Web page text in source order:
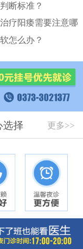
断标准？
疗阳痿需要注意哪
怎么办？
选择 更多>>